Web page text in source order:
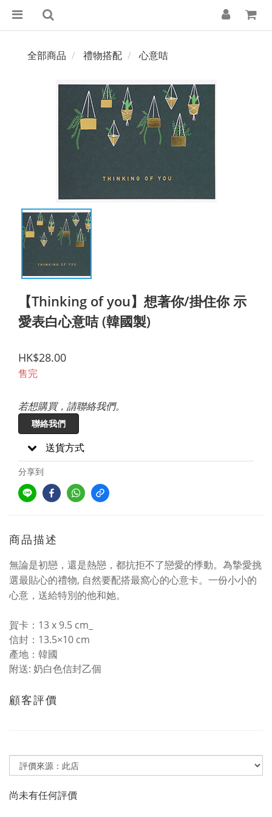
全部商品 禮物搭配 心意咭
【Thinking of you】想著你/掛住你 示
愛表白心意咭 (韓國製)
HK$28.00
售完
若想購買，請聯絡我們。
聯絡我們
送貨方式
分享到
商品描述
無論是初戀，還是熱戀，都抗拒不了戀愛的悸動。為摯愛挑
選最貼心的禮物, 自然要配搭最窩心的心意卡。一份小小的
心意，送給特別的他和她。
賀卡：13 x 9.5 cm_
信封：13.5×10 cm
產地：韓國
附送: 奶白色信封乙個
顧客評價
尚未有任何評價